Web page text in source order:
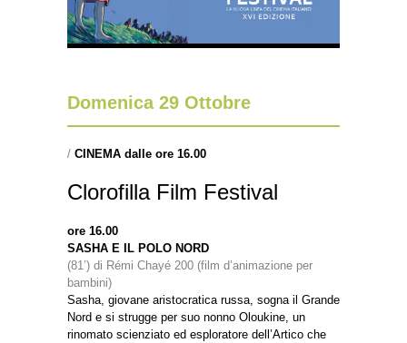
Domenica 29 Ottobre
/ CINEMA dalle ore 16.00
Clorofilla Film Festival
ore 16.00
SASHA E IL POLO NORD
(81’) di Rémi Chayé 200 (film d’animazione per
bambini)
Sasha, giovane aristocratica russa, sogna il Grande
Nord e si strugge per suo nonno Oloukine, un
rinomato scienziato ed esploratore dell’Artico che